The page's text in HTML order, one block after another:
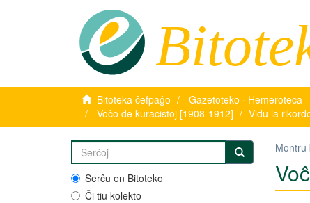
Bitoteka ĉefpaĝo
Gazetoteko · Hemeroteca
Voĉo de kuracistoj [1908-1912]
Vidu la
Serĉu en Bitoteko
Ĉi tiu kolekto
Montru